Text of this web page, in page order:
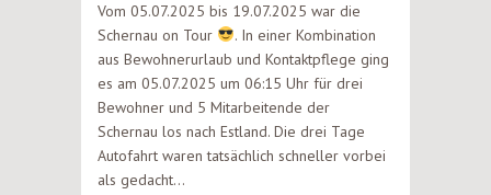
Vom 05.07.2025 bis 19.07.2025 war die
Schernau on Tour
. In einer Kombination
aus Bewohnerurlaub und Kontaktpflege ging
es am 05.07.2025 um 06:15 Uhr für drei
Bewohner und 5 Mitarbeitende der
Schernau los nach Estland. Die drei Tage
Autofahrt waren tatsächlich schneller vorbei
als gedacht...